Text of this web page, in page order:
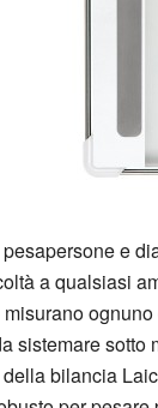
e
a qualsiasi
sistemare
bilancia